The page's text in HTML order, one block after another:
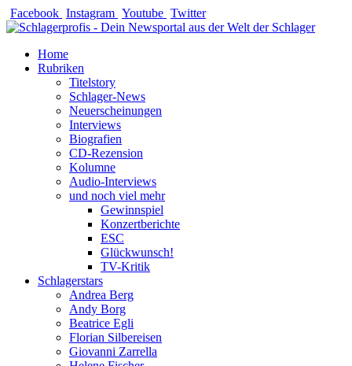
Zum
Inhalt
Facebook Instagram Youtube Twitter
Home
Rubriken
Titelstory
Schlager-News
Neuerscheinungen
Interviews
Biografien
CD-Rezension
Kolumne
Audio-Interviews
und noch viel mehr
Gewinnspiel
Konzertberichte
ESC
Glückwunsch!
TV-Kritik
Schlagerstars
Andrea Berg
Andy Borg
Beatrice Egli
Florian Silbereisen
Giovanni Zarrella